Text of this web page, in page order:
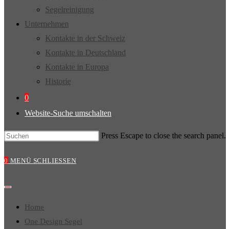
Segelreinigung
Unternehmen
Kontakte in der Schweiz
Kontakte in Deutschland
Kontakte in Europa
Historie
0
Website-Suche umschalten
Press Escape to close the search panel.
0 MENÜ SCHLIESSEN
Home
One Design Segel